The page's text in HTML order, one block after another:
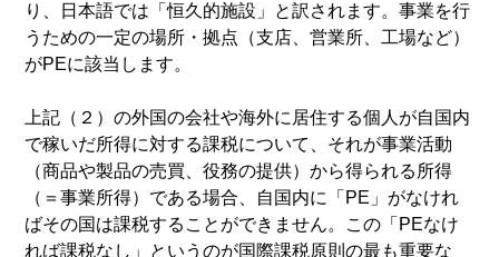
り、日本語では「恒久的施設」と訳されます。事業を行
うための一定の場所・拠点（支店、営業所、工場など）
がPEに該当します。
上記（２）の外国の会社や海外に居住する個人が自国内
で稼いだ所得に対する課税について、それが事業活動
（商品や製品の売買、役務の提供）から得られる所得
（＝事業所得）である場合、自国内に「PE」がなけれ
ばその国は課税することができません。この「PEなけ
れば課税なし」というのが国際課税原則の最も重要な